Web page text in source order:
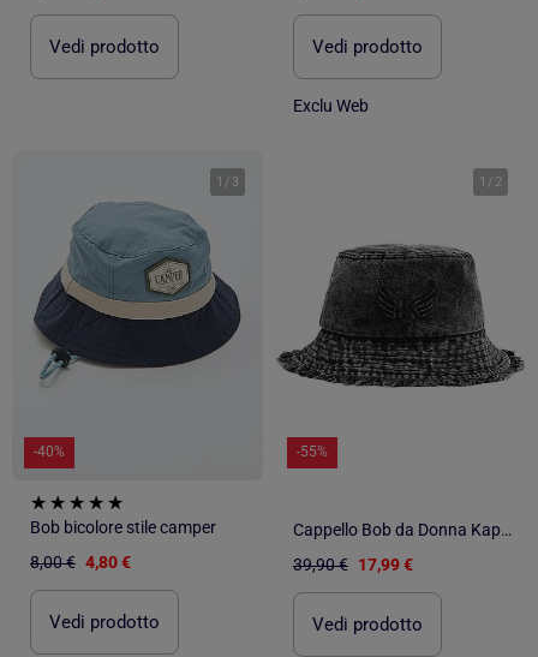
Vedi prodotto Vedi prodotto
Exclu Web
1 / 3
-40%
Bob bicolore stile camper
8,00 € 4,80 €
Vedi prodotto
1 / 2
-55%
Cappello Bob da Donna Kaporal
39,90 € 17,99 €
Vedi prodotto